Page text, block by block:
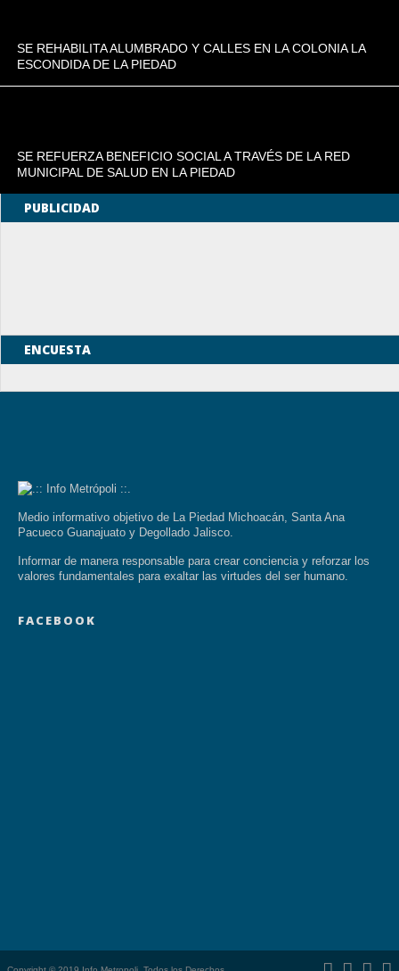
SE REHABILITA ALUMBRADO Y CALLES EN LA COLONIA LA
ESCONDIDA DE LA PIEDAD
SE REFUERZA BENEFICIO SOCIAL A TRAVÉS DE LA RED
MUNICIPAL DE SALUD EN LA PIEDAD
PUBLICIDAD
ENCUESTA
Medio informativo objetivo de La Piedad Michoacán, Santa Ana
Pacueco Guanajuato y Degollado Jalisco.
Informar de manera responsable para crear conciencia y reforzar los
valores fundamentales para exaltar las virtudes del ser humano.
FACEBOOK